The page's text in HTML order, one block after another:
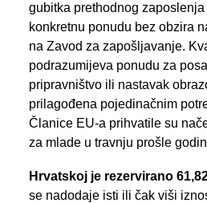
gubitka prethodnog
konkretnu ponudu bez obzira
na Zavod za zapošljavanje.
podrazumijeva ponudu za
pripravništvo ili nastavak
prilagođena pojedinačnim
Članice EU-a prihvatile su
za mlade u travnju prošle
Hrvatskoj je rezervirano
se nadodaje isti ili čak viši